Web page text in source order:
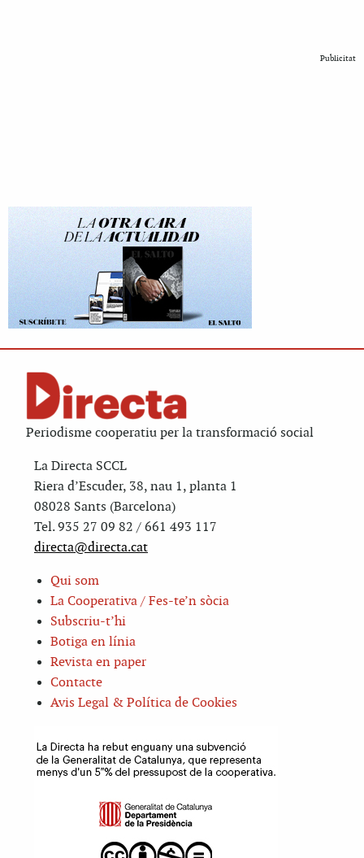
Publicitat
Periodisme cooperatiu per la transformació social
La Directa SCCL
Riera d’Escuder, 38, nau 1, planta 1
08028 Sants (Barcelona)
Tel. 935 27 09 82 / 661 493 117
directa@directa.cat
Qui som
La Cooperativa / Fes-te’n sòcia
Subscriu-t’hi
Botiga en línia
Revista en paper
Contacte
Avis Legal & Política de Cookies